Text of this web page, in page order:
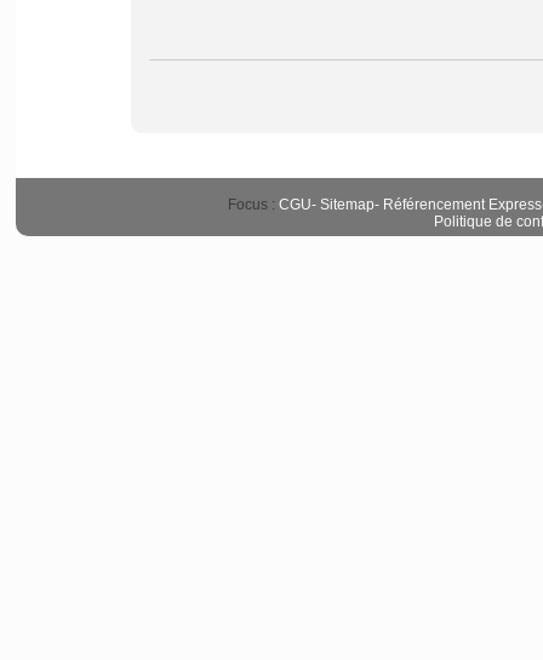
Focus : CGU- Sitemap- Référencement Express
Politique de